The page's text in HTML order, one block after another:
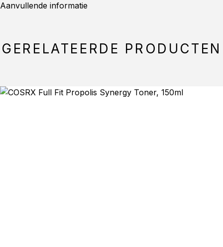
Aanvullende informatie
GERELATEERDE PRODUCTEN